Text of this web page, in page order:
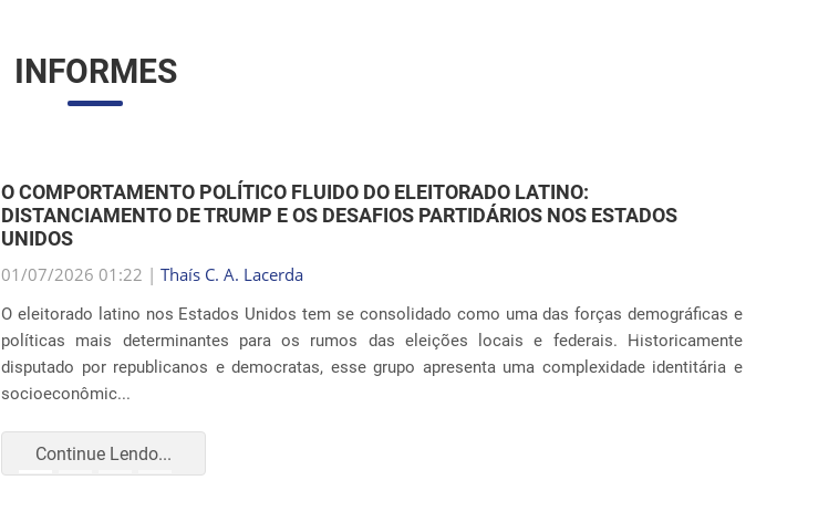
INFORMES
O RETORNO DAS SEPARAÇÕES FAMILIARES: VIOLAÇÕES JUDICIAIS NA
IMIGRAÇÃO DOS EUA
01/07/2026 00:59 |
O debate em torno das políticas de imigração nos Estados Unidos ganhou contornos ainda mais
dramáticos com as revelações sobre a reiteração de práticas punitivas severas nas fronteiras e no
interior do país. Oito anos após os escândalos globais envolvendo a separação sistemática d...
Continue Lendo...
Próximo